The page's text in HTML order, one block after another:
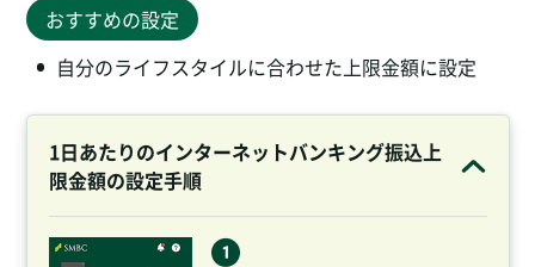
おすすめの設定
自分のライフスタイルに合わせた上限金額に設定
1日あたりのインターネットバンキング振込上
限金額の設定手順